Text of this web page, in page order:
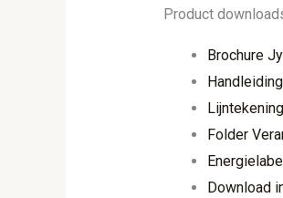
Product
Brochure
Folder
Download